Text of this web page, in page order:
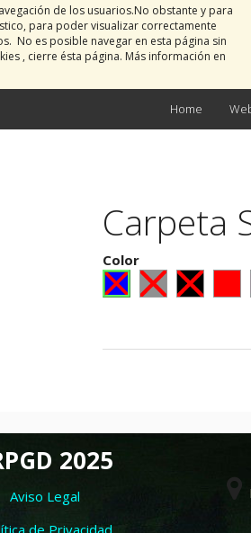
de los usuarios.No obstante y para
para poder visualizar correctamente
No es posible navegar en esta página sin
, cierre ésta página. Más información en
Home
Carpeta
Color
2025
Aviso Legal
de Privacidad